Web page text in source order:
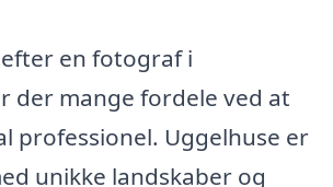
en fotograf i
der mange fordele ved at
professionel. Uggelhuse er
unikke landskaber og